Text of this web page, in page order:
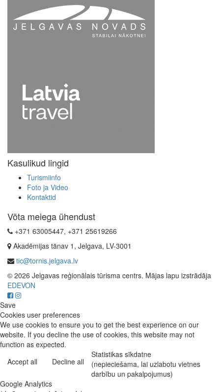
Kasulikud lingid
Turismiinfo
Foto ja Video
Kontaktid
Võta meiega ühendust
+371 63005447, +371 25619266
Akadēmijas tänav 1, Jelgava, LV-3001
tic@tornis.jelgava.lv
© 2026 Jelgavas reģionālais tūrisma centrs. Mājas lapu izstrādāja
EDEVON
Save
Cookies user preferences
We use cookies to ensure you to get the best experience on our
website. If you decline the use of cookies, this website may not
function as expected.
Accept all
Decline all
Statistikas sīkdatne
(nepieciešama, lai uzlabotu vietnes
darbību un pakalpojumus)
Google Analytics